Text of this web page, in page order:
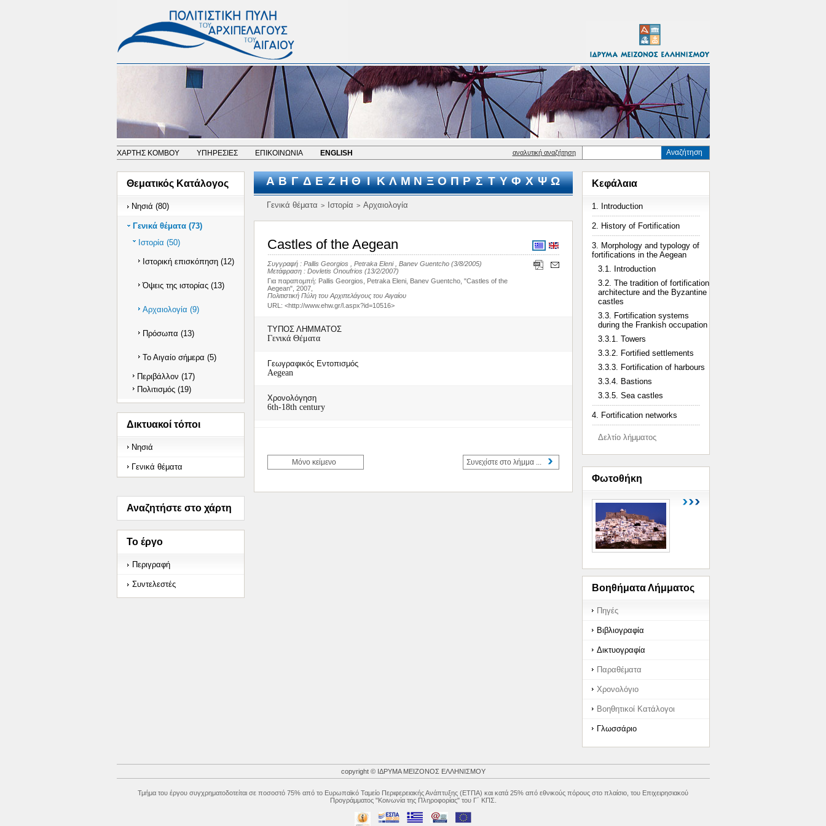
ΧΑΡΤΗΣ ΚΟΜΒΟΥ ΥΠΗΡΕΣΙΕΣ ΕΠΙΚΟΙΝΩΝΙΑ ENGLISH αναλυτική αναζήτηση Αναζήτηση
Θεματικός Κατάλογος
Νησιά (80)
Γενικά θέματα (73)
Ιστορία (50)
Ιστορική επισκόπηση (12)
Όψεις της ιστορίας (13)
Αρχαιολογία (9)
Πρόσωπα (13)
Το Αιγαίο σήμερα (5)
Περιβάλλον (17)
Πολιτισμός (19)
Δικτυακοί τόποι
Νησιά
Γενικά θέματα
Αναζητήστε στο χάρτη
Το έργο
Περιγραφή
Συντελεστές
Α Β Γ Δ Ε Ζ Η Θ Ι Κ Λ Μ Ν Ξ Ο Π Ρ Σ Τ Υ Φ Χ Ψ Ω
Γενικά θέματα > Ιστορία > Αρχαιολογία
Castles of the Aegean
Συγγραφή : Pallis Georgios Petraka Eleni, Banev Guentcho (3/8/2005)
Μετάφραση : Dovletis Onoufrios (13/2/2007)
Για παραπομπή: Pallis Georgios, Petraka Eleni, Banev Guentcho, "Castles of the
Aegean", 2007,
Πολιτιστική Πύλη του Αρχιπελάγους του Αιγαίου
URL: <http://www.ehw.gr/l.aspx?id=10516>
ΤΥΠΟΣ ΛΗΜΜΑΤΟΣ
Γενικά Θέματα
Γεωγραφικός Εντοπισμός
Aegean
Χρονολόγηση
6th-18th century
Μόνο κείμενο Συνεχίστε στο λήμμα ...
Κεφάλαια
1. Introduction
2. History of Fortification
3. Morphology and typology of
fortifications in the Aegean
3.1. Introduction
3.2. The tradition of fortification
architecture and the Byzantine
castles
3.3. Fortification systems
during the Frankish occupation
3.3.1. Towers
3.3.2. Fortified settlements
3.3.3. Fortification of harbours
3.3.4. Bastions
3.3.5. Sea castles
4. Fortification networks
Δελτίο λήμματος
Φωτοθήκη
Βοηθήματα Λήμματος
Πηγές
Βιβλιογραφία
Δικτυογραφία
Παραθέματα
Χρονολόγιο
Βοηθητικοί Κατάλογοι
Γλωσσάριο
copyright © ΙΔΡΥΜΑ ΜΕΙΖΟΝΟΣ ΕΛΛΗΝΙΣΜΟΥ
Τμήμα του έργου συγχρηματοδοτείται σε ποσοστό 75% από το Ευρωπαϊκό Ταμείο Περιφερειακής Ανάπτυξης (ΕΤΠΑ) και κατά 25% από εθνικούς πόρους στο πλαίσιο, του Επιχειρησιακού
Προγράμματος "Κοινωνία της Πληροφορίας" του Γ΄ ΚΠΣ.